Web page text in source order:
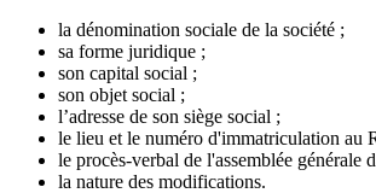
la dénomination sociale de la société ;
sa forme juridique ;
son capital social ;
son objet social ;
l’adresse de son siège social ;
le lieu et le numéro d'immatriculation au
le procès-verbal de l'assemblée générale
la nature des modifications.